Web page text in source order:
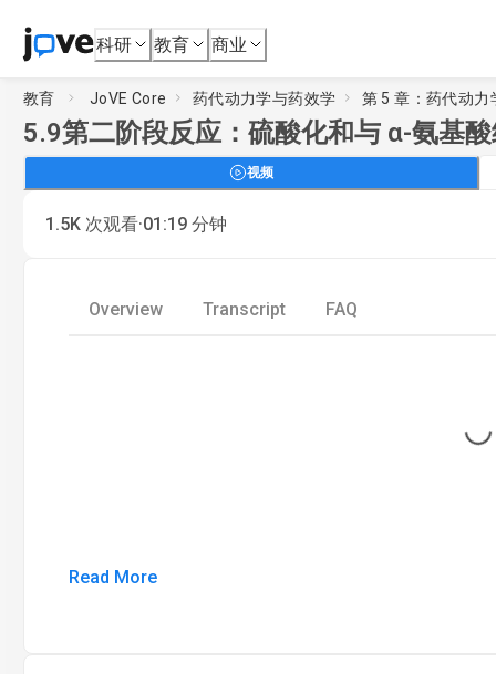
科研 教育 商业
教育 JoVE Core 药代动力学与药效学 第 5 章：药代动
5.9第二阶段反应：硫酸化和与 α-氨基
视频
1.5K 次观看·01:19 分钟
Overview Transcript FAQ
Loading...
Read More